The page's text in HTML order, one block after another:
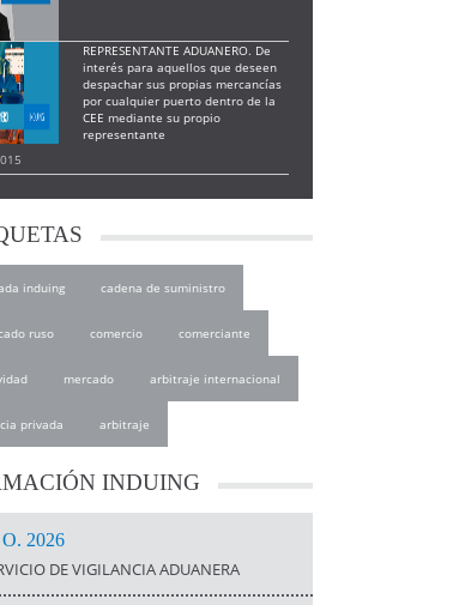
REPRESENTANTE ADUANERO. De
interés para aquellos que deseen
despachar sus propias mercancías
por cualquier puerto dentro de la
CEE mediante su propio
representante
induing cadena de suministro
ruso comercio comerciante
mercado arbitraje internacional
privada arbitraje
INDUING
2026
DE VIGILANCIA ADUANERA